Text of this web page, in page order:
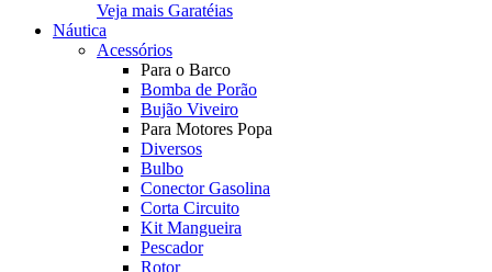
Veja mais Garatéias
Náutica
Acessórios
Para o Barco
Bomba de Porão
Bujão Viveiro
Para Motores Popa
Diversos
Bulbo
Conector Gasolina
Corta Circuito
Kit Mangueira
Pescador
Rotor